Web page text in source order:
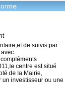
de suivis par
centre est situé
de la Mairie,
investisseur ou une